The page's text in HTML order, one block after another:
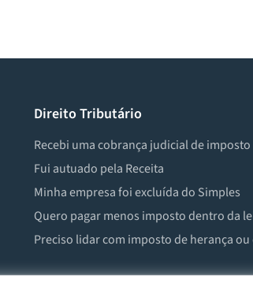
Direito Tributário
Recebi uma cobrança judicial de imposto
Fui autuado pela Receita
Minha empresa foi excluída do Simples
Quero pagar menos imposto dentro da
Preciso lidar com imposto de herança ou